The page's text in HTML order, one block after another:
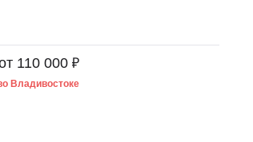
110 000 ₽
Владивостоке